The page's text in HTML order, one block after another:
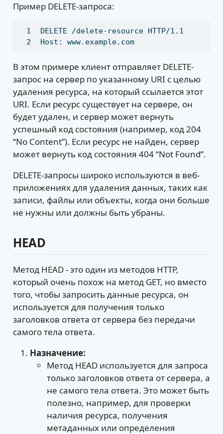
Пример DELETE-запроса:
DELETE /delete-resource HTTP/1.1
Host:
www.example.com
В этом примере клиент отправляет DELETE-
запрос на сервер по указанному URI с целью
удаления ресурса, на который ссылается этот
URI. Если ресурс существует на сервере, он
будет удален, и сервер может вернуть
успешный код состояния (например, код 204
“No Content”). Если ресурс не найден, сервер
может вернуть код состояния 404 “Not Found”.
DELETE-запросы широко используются в веб-
приложениях для удаления данных, таких как
записи, файлы или объекты, когда они больше
не нужны или должны быть убраны.
HEAD
Метод HEAD - это один из методов HTTP,
который очень похож на метод GET, но вместо
того, чтобы запросить данные ресурса, он
используется для получения только
заголовков ответа от сервера без передачи
самого тела ответа.
Назначение:
Метод HEAD используется для запроса
только заголовков ответа от сервера, а
не самого тела ответа. Это может быть
полезно, например, для проверки
наличия ресурса, получения
метаданных или определения